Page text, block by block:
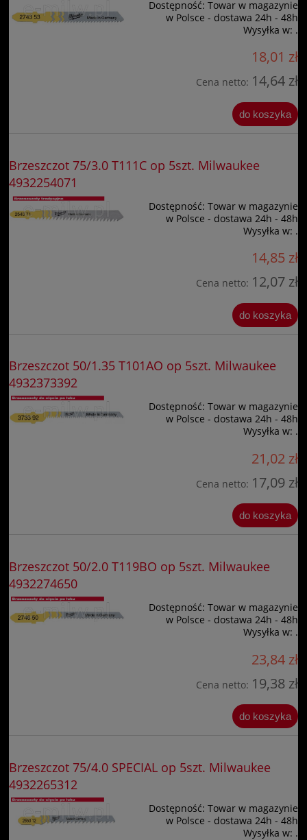
Dostępność: Towar w magazynie
w Polsce - dostawa 24h - 48h
Wysyłka w: .
18,01 zł
Cena netto: 14,64 zł
do koszyka
Brzeszczot 75/3.0 T111C op 5szt. Milwaukee
4932254071
Dostępność: Towar w magazynie
w Polsce - dostawa 24h - 48h
Wysyłka w: .
14,85 zł
Cena netto: 12,07 zł
do koszyka
Brzeszczot 50/1.35 T101AO op 5szt. Milwaukee
4932373392
Dostępność: Towar w magazynie
w Polsce - dostawa 24h - 48h
Wysyłka w: .
21,02 zł
Cena netto: 17,09 zł
do koszyka
Brzeszczot 50/2.0 T119BO op 5szt. Milwaukee
4932274650
Dostępność: Towar w magazynie
w Polsce - dostawa 24h - 48h
Wysyłka w: .
23,84 zł
Cena netto: 19,38 zł
do koszyka
Brzeszczot 75/4.0 SPECIAL op 5szt. Milwaukee
4932265312
Dostępność: Towar w magazynie
w Polsce - dostawa 24h - 48h
Wysyłka w: .